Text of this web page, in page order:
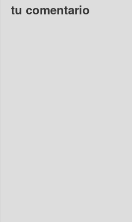
tu comentario